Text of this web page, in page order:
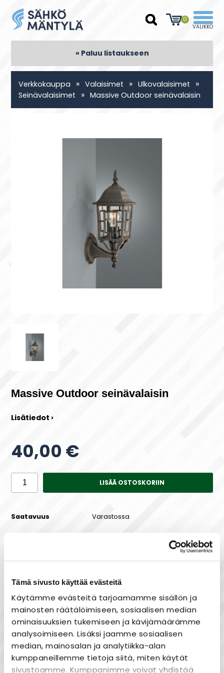
Tämä sivusto käyttää evästeitä
Käytämme evästeitä tarjoamamme sisällön ja
mainosten räätälöimiseen, sosiaalisen median
ominaisuuksien tukemiseen ja kävijämäärämme
analysoimiseen. Lisäksi jaamme sosiaalisen
median, mainosalan ja analytiikka-alan
kumppaneillemme tietoja siitä, miten käytät
sivustoamme. Kumppanimme voivat yhdistää
0
« Paluu listaukseen
Verkkokauppa » Valaisimet » Ulkovalaisimet »
Seinävalaisimet » Massive Outdoor seinävalaisin
Massive Outdoor seinävalaisin
Lisätiedot ›
40,00 €
LISÄÄ OSTOSKORIIN
Saatavuus Varastossa
Maksa joustavasti osissa!
Laaja valikoima
Nopea toimitus
Joustavat maksutavat